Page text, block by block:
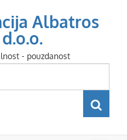
Albatros
- pouzdanost